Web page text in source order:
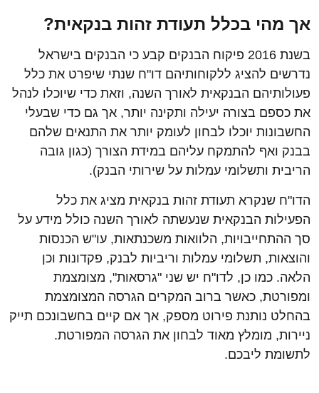
אך מהי בכלל תעודת זהות בנקאית?
בשנת 2016 פיקוח הבנקים קבע כי הבנקים בישראל
נדרשים להציג ללקוחותיהם דו"ח שנתי שיפרט את כלל
פעולותיהם הבנקאית לאורך השנה, וזאת כדי שיוכלו לנהל
את כספם בצורה יעילה ותקינה יותר, אך גם כדי שבעלי
החשבונות יוכלו לבחון לעומק יותר את התנאים שלהם
בבנק ואף להתמקח עליהם במידת הצורך (כגון גובה
הריבית ותשלומי עמלות על שירותי הבנק).
הדו"ח שנקרא תעודת זהות בנקאית מציג את כלל
הפעילות הבנקאית שנעשתה לאורך השנה כולל מידע על
סך ההתחייבויות, הלוואות משכנתאות, עו"ש הכנסות
והוצאות, תשלומי עמלות וריביות לבנק, פקדונות וכן
הלאה. כמו כן, לדו"ח יש שני "גרסאות", מצומצמת
ומפורטת, כאשר ברוב המקרים הגרסה המצומצמת
בהחלט נותנת פירוט מספק, אך אם קיים בחשבונכם תייק
ניירות, מומלץ מאוד לבחון את הגרסה המפורטת.
לתשומת ליבכם.